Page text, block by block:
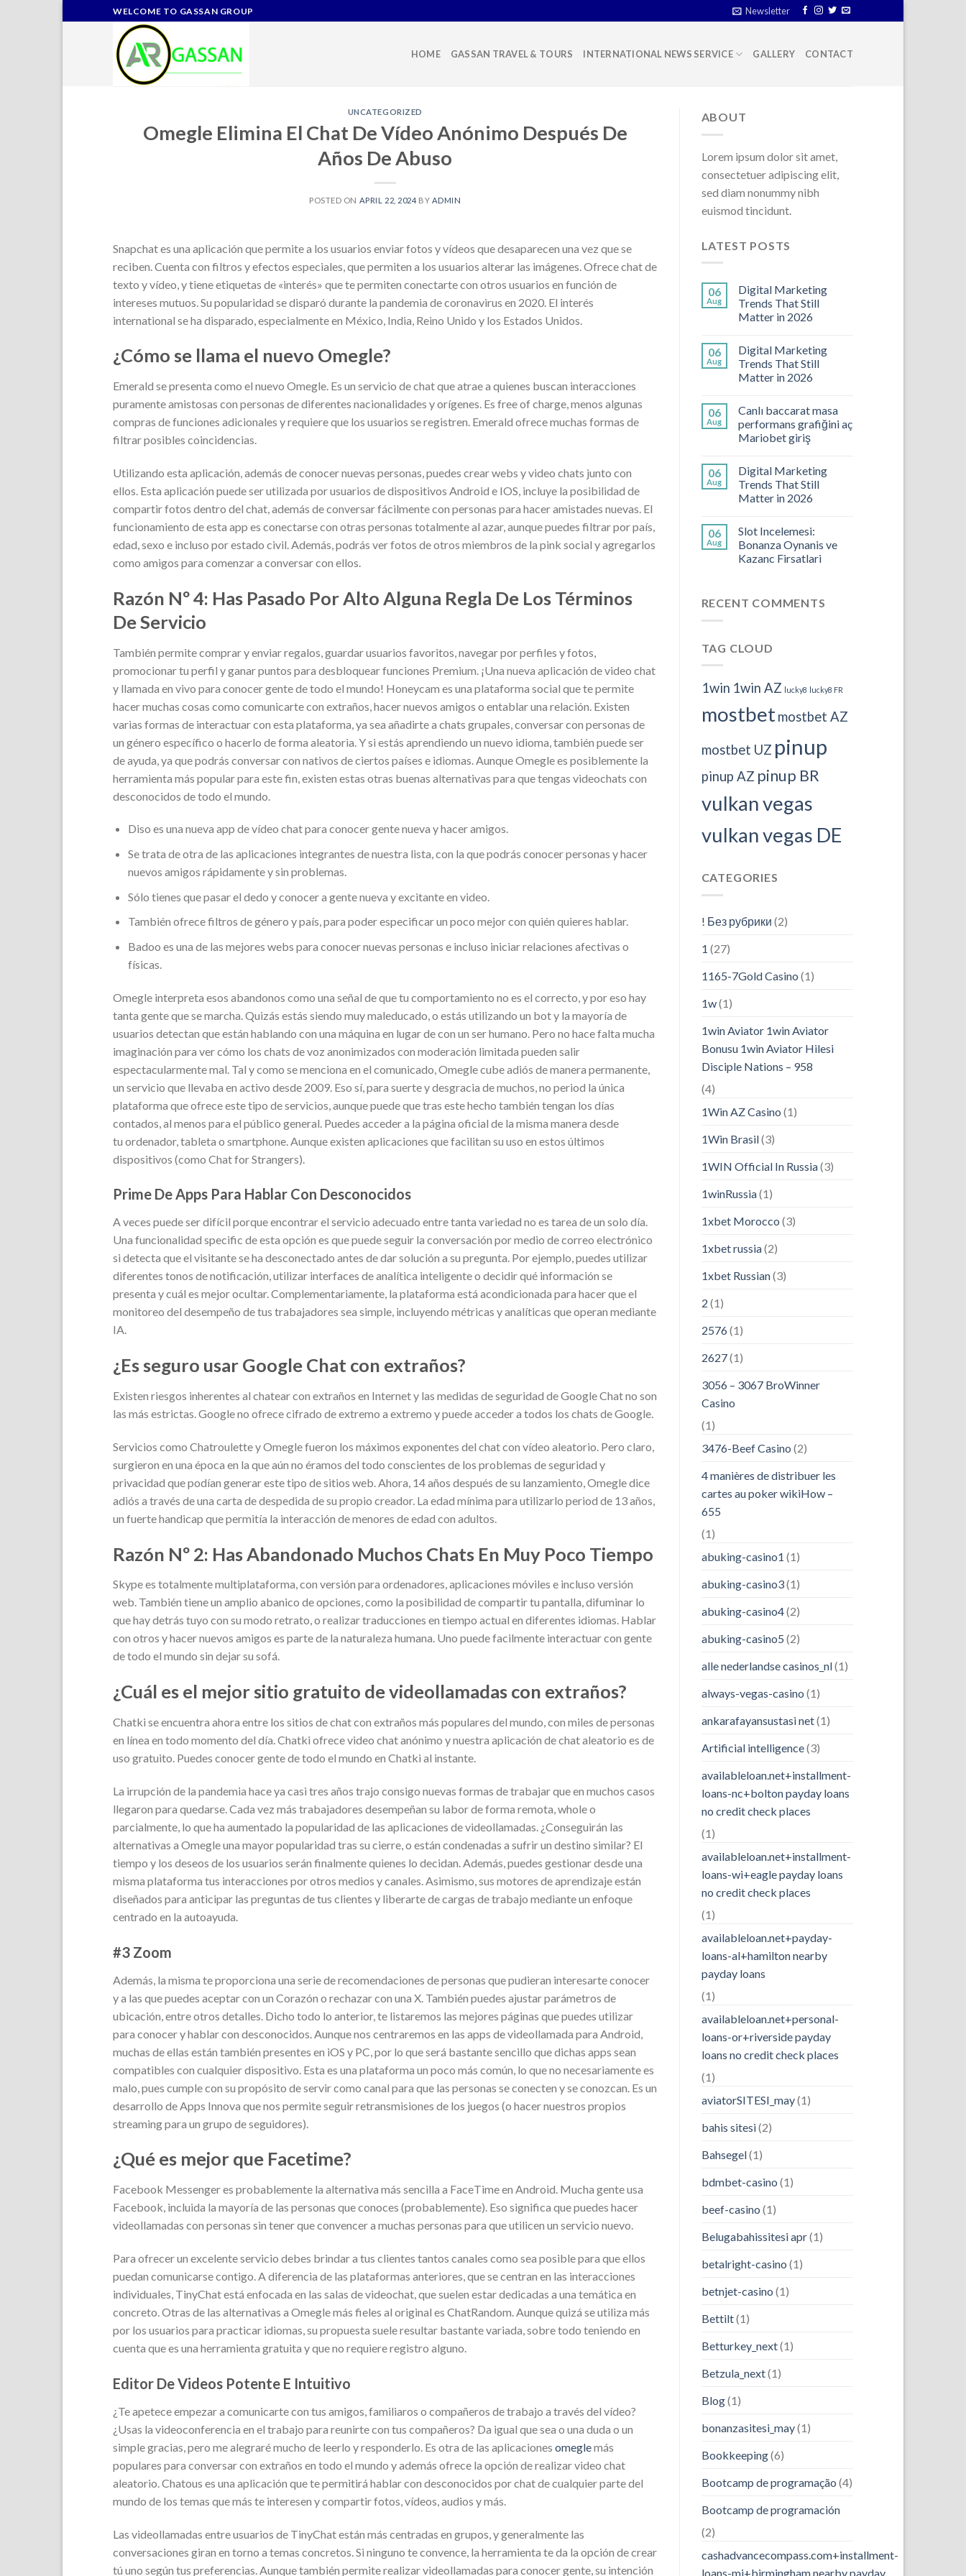
to
WELCOME TO GASSAN GROUP Newsletter
HOME GASSAN TRAVEL & TOURS INTERNATIONAL NEWS SERVICE GALLERY CONTACT
UNCATEGORIZED
Omegle Elimina El Chat De Vídeo Anónimo Después De
Años De Abuso
POSTED ON APRIL 22, 2024 BY ADMIN
Snapchat es una aplicación que permite a los usuarios enviar fotos y vídeos que desaparecen una vez que se
reciben. Cuenta con filtros y efectos especiales, que permiten a los usuarios alterar las imágenes. Ofrece chat de
texto y vídeo, y tiene etiquetas de «interés» que te permiten conectarte con otros usuarios en función de
intereses mutuos. Su popularidad se disparó durante la pandemia de coronavirus en 2020. El interés
international se ha disparado, especialmente en México, India, Reino Unido y los Estados Unidos.
¿Cómo se llama el nuevo Omegle?
Emerald se presenta como el nuevo Omegle. Es un servicio de chat que atrae a quienes buscan interacciones
puramente amistosas con personas de diferentes nacionalidades y orígenes. Es free of charge, menos algunas
compras de funciones adicionales y requiere que los usuarios se registren. Emerald ofrece muchas formas de
filtrar posibles coincidencias.
Utilizando esta aplicación, además de conocer nuevas personas, puedes crear webs y video chats junto con
ellos. Esta aplicación puede ser utilizada por usuarios de dispositivos Android e IOS, incluye la posibilidad de
compartir fotos dentro del chat, además de conversar fácilmente con personas para hacer amistades nuevas. El
funcionamiento de esta app es conectarse con otras personas totalmente al azar, aunque puedes filtrar por país,
edad, sexo e incluso por estado civil. Además, podrás ver fotos de otros miembros de la pink social y agregarlos
como amigos para comenzar a conversar con ellos.
Razón Nº 4: Has Pasado Por Alto Alguna Regla De Los Términos
De Servicio
También permite comprar y enviar regalos, guardar usuarios favoritos, navegar por perfiles y fotos,
promocionar tu perfil y ganar puntos para desbloquear funciones Premium. ¡Una nueva aplicación de video chat
y llamada en vivo para conocer gente de todo el mundo! Honeycam es una plataforma social que te permite
hacer muchas cosas como comunicarte con extraños, hacer nuevos amigos o entablar una relación. Existen
varias formas de interactuar con esta plataforma, ya sea añadirte a chats grupales, conversar con personas de
un género específico o hacerlo de forma aleatoria. Y si estás aprendiendo un nuevo idioma, también puede ser
de ayuda, ya que podrás conversar con nativos de ciertos países e idiomas. Aunque Omegle es posiblemente la
herramienta más popular para este fin, existen estas otras buenas alternativas para que tengas videochats con
desconocidos de todo el mundo.
Diso es una nueva app de vídeo chat para conocer gente nueva y hacer amigos.
Se trata de otra de las aplicaciones integrantes de nuestra lista, con la que podrás conocer personas y hacer
nuevos amigos rápidamente y sin problemas.
Sólo tienes que pasar el dedo y conocer a gente nueva y excitante en video.
También ofrece filtros de género y país, para poder especificar un poco mejor con quién quieres hablar.
Badoo es una de las mejores webs para conocer nuevas personas e incluso iniciar relaciones afectivas o
físicas.
Omegle interpreta esos abandonos como una señal de que tu comportamiento no es el correcto, y por eso hay
tanta gente que se marcha. Quizás estás siendo muy maleducado, o estás utilizando un bot y la mayoría de
usuarios detectan que están hablando con una máquina en lugar de con un ser humano. Pero no hace falta mucha
imaginación para ver cómo los chats de voz anonimizados con moderación limitada pueden salir
espectacularmente mal. Tal y como se menciona en el comunicado, Omegle cube adiós de manera permanente,
un servicio que llevaba en activo desde 2009. Eso sí, para suerte y desgracia de muchos, no period la única
plataforma que ofrece este tipo de servicios, aunque puede que tras este hecho también tengan los días
contados, al menos para el público general. Puedes acceder a la página oficial de la misma manera desde
tu ordenador, tableta o smartphone. Aunque existen aplicaciones que facilitan su uso en estos últimos
dispositivos (como Chat for Strangers).
Prime De Apps Para Hablar Con Desconocidos
A veces puede ser difícil porque encontrar el servicio adecuado entre tanta variedad no es tarea de un solo día.
Una funcionalidad specific de esta opción es que puede seguir la conversación por medio de correo electrónico
si detecta que el visitante se ha desconectado antes de dar solución a su pregunta. Por ejemplo, puedes utilizar
diferentes tonos de notificación, utilizar interfaces de analítica inteligente o decidir qué información se
presenta y cuál es mejor ocultar. Complementariamente, la plataforma está acondicionada para hacer que el
monitoreo del desempeño de tus trabajadores sea simple, incluyendo métricas y analíticas que operan mediante
IA.
¿Es seguro usar Google Chat con extraños?
Existen riesgos inherentes al chatear con extraños en Internet y las medidas de seguridad de Google Chat no son
las más estrictas. Google no ofrece cifrado de extremo a extremo y puede acceder a todos los chats de Google.
Servicios como Chatroulette y Omegle fueron los máximos exponentes del chat con vídeo aleatorio. Pero claro,
surgieron en una época en la que aún no éramos del todo conscientes de los problemas de seguridad y
privacidad que podían generar este tipo de sitios web. Ahora, 14 años después de su lanzamiento, Omegle dice
adiós a través de una carta de despedida de su propio creador. La edad mínima para utilizarlo period de 13 años,
un fuerte handicap que permitía la interacción de menores de edad con adultos.
Razón Nº 2: Has Abandonado Muchos Chats En Muy Poco Tiempo
Skype es totalmente multiplataforma, con versión para ordenadores, aplicaciones móviles e incluso versión
web. También tiene un amplio abanico de opciones, como la posibilidad de compartir tu pantalla, difuminar lo
que hay detrás tuyo con su modo retrato, o realizar traducciones en tiempo actual en diferentes idiomas. Hablar
con otros y hacer nuevos amigos es parte de la naturaleza humana. Uno puede facilmente interactuar con gente
de todo el mundo sin dejar su sofá.
¿Cuál es el mejor sitio gratuito de videollamadas con extraños?
Chatki se encuentra ahora entre los sitios de chat con extraños más populares del mundo, con miles de personas
en línea en todo momento del día. Chatki ofrece video chat anónimo y nuestra aplicación de chat aleatorio es de
uso gratuito. Puedes conocer gente de todo el mundo en Chatki al instante.
La irrupción de la pandemia hace ya casi tres años trajo consigo nuevas formas de trabajar que en muchos casos
llegaron para quedarse. Cada vez más trabajadores desempeñan su labor de forma remota, whole o
parcialmente, lo que ha aumentado la popularidad de las aplicaciones de videollamadas. ¿Conseguirán las
alternativas a Omegle una mayor popularidad tras su cierre, o están condenadas a sufrir un destino similar? El
tiempo y los deseos de los usuarios serán finalmente quienes lo decidan. Además, puedes gestionar desde una
misma plataforma tus interacciones por otros medios y canales. Asimismo, sus motores de aprendizaje están
diseñados para anticipar las preguntas de tus clientes y liberarte de cargas de trabajo mediante un enfoque
centrado en la autoayuda.
#3 Zoom
Además, la misma te proporciona una serie de recomendaciones de personas que pudieran interesarte conocer
y a las que puedes aceptar con un Corazón o rechazar con una X. También puedes ajustar parámetros de
ubicación, entre otros detalles. Dicho todo lo anterior, te listaremos las mejores páginas que puedes utilizar
para conocer y hablar con desconocidos. Aunque nos centraremos en las apps de videollamada para Android,
muchas de ellas están también presentes en iOS y PC, por lo que será bastante sencillo que dichas apps sean
compatibles con cualquier dispositivo. Esta es una plataforma un poco más común, lo que no necesariamente es
malo, pues cumple con su propósito de servir como canal para que las personas se conecten y se conozcan. Es un
desarrollo de Apps Innova que nos permite seguir retransmisiones de los juegos (o hacer nuestros propios
streaming para un grupo de seguidores).
¿Qué es mejor que Facetime?
Facebook Messenger es probablemente la alternativa más sencilla a FaceTime en Android. Mucha gente usa
Facebook, incluida la mayoría de las personas que conoces (probablemente). Eso significa que puedes hacer
videollamadas con personas sin tener que convencer a muchas personas para que utilicen un servicio nuevo.
Para ofrecer un excelente servicio debes brindar a tus clientes tantos canales como sea posible para que ellos
puedan comunicarse contigo. A diferencia de las plataformas anteriores, que se centran en las interacciones
individuales, TinyChat está enfocada en las salas de videochat, que suelen estar dedicadas a una temática en
concreto. Otras de las alternativas a Omegle más fieles al original es ChatRandom. Aunque quizá se utiliza más
por los usuarios para practicar idiomas, su propuesta suele resultar bastante variada, sobre todo teniendo en
cuenta que es una herramienta gratuita y que no requiere registro alguno.
Editor De Videos Potente E Intuitivo
¿Te apetece empezar a comunicarte con tus amigos, familiaros o compañeros de trabajo a través del vídeo?
¿Usas la videoconferencia en el trabajo para reunirte con tus compañeros? Da igual que sea o una duda o un
simple gracias, pero me alegraré mucho de leerlo y responderlo. Es otra de las aplicaciones omeglemás
populares para conversar con extraños en todo el mundo y además ofrece la opción de realizar video chat
aleatorio. Chatous es una aplicación que te permitirá hablar con desconocidos por chat de cualquier parte del
mundo de los temas que más te interesen y compartir fotos, vídeos, audios y más.
Las videollamadas entre usuarios de TinyChat están más centradas en grupos, y generalmente las
conversaciones giran en torno a temas concretos. Si ninguno te convence, la herramienta te da la opción de crear
tú uno según tus preferencias. Aunque también permite realizar videollamadas para conocer gente, su intención
ABOUT
Lorem ipsum dolor sit amet,
consectetuer adipiscing elit,
sed diam nonummy nibh
euismod tincidunt.
LATEST POSTS
06
Aug
Digital Marketing
Trends That Still
Matter in 2026
06
Aug
Digital Marketing
Trends That Still
Matter in 2026
06
Aug
Canlı baccarat masa
performans grafiğini aç
Mariobet giriş
06
Aug
Digital Marketing
Trends That Still
Matter in 2026
06
Aug
Slot Incelemesi:
Bonanza Oynanis ve
Kazanc Firsatlari
RECENT COMMENTS
TAG CLOUD
1win 1win AZ lucky8 lucky8 FR
mostbet mostbet AZ
mostbet UZ pinup
pinup AZ pinup BR
vulkan vegas
vulkan vegas DE
CATEGORIES
! Без рубрики (2)
1 (27)
1165-7Gold Casino (1)
1w(1)
1win Aviator 1win Aviator
Bonusu 1win Aviator Hilesi
Disciple Nations – 958
(4)
1Win AZ Casino (1)
1Win Brasil(3)
1WIN Official In Russia(3)
1winRussia(1)
1xbet Morocco (3)
1xbet russia(2)
1xbet Russian(3)
2 (1)
2576(1)
2627(1)
3056 – 3067 BroWinner
Casino
(1)
3476-Beef Casino (2)
4 manières de distribuer les
cartes au poker wikiHow –
655
(1)
abuking-casino1 (1)
abuking-casino3(1)
abuking-casino4(2)
abuking-casino5 (2)
alle nederlandse casinos_nl(1)
always-vegas-casino (1)
ankarafayansustasi net(1)
Artificial intelligence(3)
availableloan.net+installment-
loans-nc+bolton payday loans
no credit check places
(1)
availableloan.net+installment-
loans-wi+eagle payday loans
no credit check places
(1)
availableloan.net+payday-
loans-al+hamilton nearby
payday loans
(1)
availableloan.net+personal-
loans-or+riverside payday
loans no credit check places
(1)
aviatorSITESI_may(1)
bahis sitesi(2)
Bahsegel(1)
bdmbet-casino (1)
beef-casino (1)
Belugabahissitesi apr(1)
betalright-casino (1)
betnjet-casino (1)
Bettilt(1)
Betturkey_next(1)
Betzula_next(1)
Blog(1)
bonanzasitesi_may(1)
Bookkeeping(6)
Bootcamp de programação (4)
Bootcamp de programación
(2)
cashadvancecompass.com+installment-
loans-mi+birmingham nearby payday